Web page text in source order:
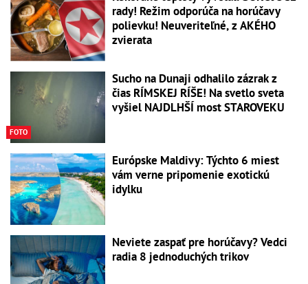
rady! Režim odporúča na horúčavy
polievku! Neuveriteľné, z AKÉHO
zvierata
FOTO
Sucho na Dunaji odhalilo zázrak z
čias RÍMSKEJ RÍŠE! Na svetlo sveta
vyšiel NAJDLHŠÍ most STAROVEKU
Európske Maldivy: Týchto 6 miest
vám verne pripomenie exotickú
idylku
Neviete zaspať pre horúčavy? Vedci
radia 8 jednoduchých trikov